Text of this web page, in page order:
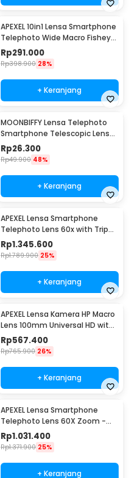
APEXEL 10in1 Lensa Smartphone
Telephoto Wide Macro Fisheye
- APL-22XDG9
Rp291.000
Rp398.900 28%
+ Keranjang
MOONBIFFY Lensa Telephoto
Smartphone Telescopic Lens
Anti Glare 12X - DW4638
Rp26.300
Rp49.900 48%
+ Keranjang
APEXEL Lensa Smartphone
Telephoto Lens 60x with Tripod
- APL-60XFR50
Rp1.345.600
Rp1.789.900 25%
+ Keranjang
APEXEL Lensa Kamera HP Macro
Lens 100mm Universal HD with
Clip - APL-HB100U
Rp567.400
Rp765.900 26%
+ Keranjang
APEXEL Lensa Smartphone
Telephoto Lens 60X Zoom -
APL-JS60X
Rp1.031.400
Rp1.371.900 25%
+ Keranjang